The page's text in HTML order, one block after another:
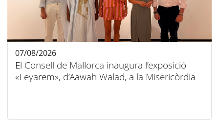
El Consell de Mallorca inaugura l’exposició
«Leyarem», d’Aawah Walad, a la Misericòrdia
07/08/2026